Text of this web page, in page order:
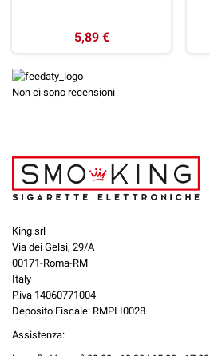
5,89 €
Non ci sono recensioni
King srl
Via dei Gelsi, 29/A
00171-Roma-RM
Italy
P.iva 14060771004
Deposito Fiscale: RMPLI0028
Assistenza: